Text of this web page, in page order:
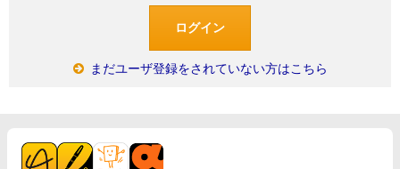
まだユーザ登録をされていない方はこちら